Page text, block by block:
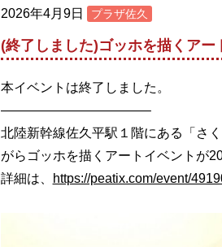
2026年4月9日 プラザ佐久
(終了しました)ゴッホを描くア
本イベントは終了しました。
———————————–
北陸新幹線佐久平駅１階にある「 さ
がらゴッホを描くアートイベントが
詳細は、
https://peatix.com/event/